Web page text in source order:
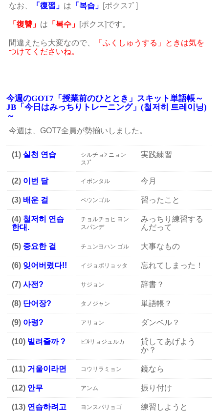
なお、 「復習」 は 「복습」 [ポクスﾌﾟ]
「復讐」 は 「복수」 [ポクス]です。
間違えたら大変なので、
「ふくしゅうする」ときは気を
つけてくださいね。
今週のGOT7「授業前のひととき」スキット単語帳～
JB「今日はみっちりトレーニング」(철저히 트레이닝)
～
今週は、GOT7全員が勢揃いしました。
(1) 실천 연습
シルチョﾝ ニョン
スﾌﾟ
実践練習
(2) 이번 달 イボンタル 今月
(3) 배운 걸 ペウンゴル 習ったこと
(4) 철저히 연습
한대.
チョルチョヒ ヨン
スパンデ
みっちり練習する
んだって
(5) 중요한 걸 チュンヨハン ゴル 大事なもの
(6) 잊어버렸다!! イジョボリョッタ 忘れてしまった！
(7) 사전? サジョン 辞書？
(8) 단어장? タノジャン 単語帳？
(9) 아령? アリョン ダンベル？
(10) 빌려줄까 ? ピﾙリョジュルカ
貸してあげよう
か？
(11) 거울이라면 コウリラミョン 鏡なら
(12) 안무 アンム 振り付け
(13) 연습하려고 ヨンスパリョゴ 練習しようと